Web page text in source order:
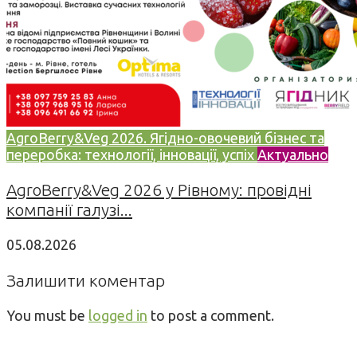
AgroBerry&Veg 2026. Ягідно-овочевий бізнес та
переробка: технології, інновації, успіх Актуально
AgroBerry&Veg 2026 у Рівному: провідні
компанії галузі...
05.08.2026
Залишити коментар
You must be logged in to post a comment.